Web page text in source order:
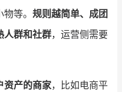
等。 规则越简单、成团
人群和社群，运营侧需要
资产的商家，比如电商平